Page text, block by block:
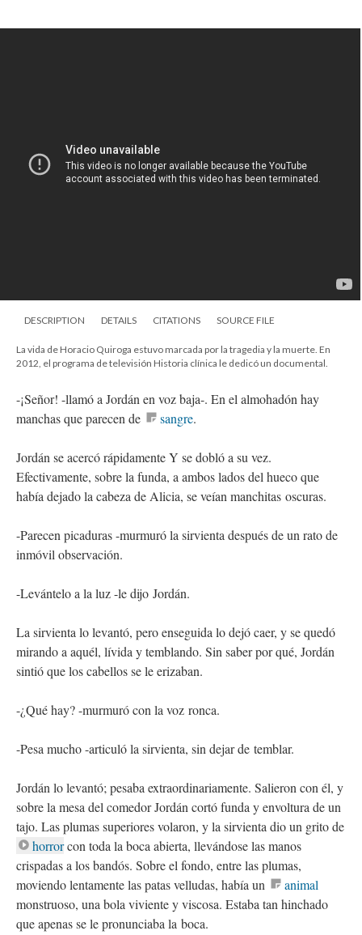
DESCRIPTION DETAILS CITATIONS SOURCE FILE
La vida de Horacio Quiroga estuvo marcada por la tragedia y la muerte. En
2012, el programa de televisión Historia clínica le dedicó un documental.
-¡Señor! -llamó a Jordán en voz baja-. En el almohadón hay
manchas que parecen de
sangre​.
Jordán se acercó rápidamente Y se dobló a su vez.
Efectivamente, sobre la funda, a ambos lados del hueco que
había dejado la cabeza de Alicia, se veían manchitas oscuras.
-Parecen picaduras -murmuró la sirvienta después de un rato de
inmóvil observación.
-Levántelo a la luz -le dijo Jordán.
La sirvienta lo levantó, pero enseguida lo dejó caer, y se quedó
mirando a aquél, lívida y temblando. Sin saber por qué, Jordán
sintió que los cabellos se le erizaban.
-¿Qué hay? -murmuró con la voz ronca.
-Pesa mucho -articuló la sirvienta, sin dejar de temblar.
Jordán lo levantó; pesaba extraordinariamente. Salieron con él, y
sobre la mesa del comedor Jordán cortó funda y envoltura de un
tajo. Las plumas superiores volaron, y la sirvienta dio un grito de
horrorcon toda la boca abierta, llevándose las manos
crispadas a los bandós. Sobre el fondo, entre las plumas,
moviendo lentamente las patas velludas, había un
animal
monstruoso, una bola viviente y viscosa. Estaba tan hinchado
que apenas se le pronunciaba la boca.